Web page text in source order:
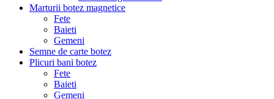
Marturii botez magnetice
Fete
Baieti
Gemeni
Semne de carte botez
Plicuri bani botez
Fete
Baieti
Gemeni